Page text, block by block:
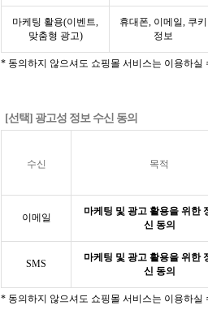
마케팅 활용(이벤트,
맞춤형 광고)
휴대폰, 이메일, 쿠키
정보
* 동의하지 않으셔도 쇼핑몰 서비스는 이용하실
[선택] 광고성 정보 수신 동의
수신 목적
이메일
마케팅 및 광고 활용을 위한
신 동의
SMS
마케팅 및 광고 활용을 위한
신 동의
* 동의하지 않으셔도 쇼핑몰 서비스는 이용하실